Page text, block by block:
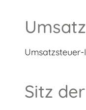
Umsatzsteuer-
Sitz